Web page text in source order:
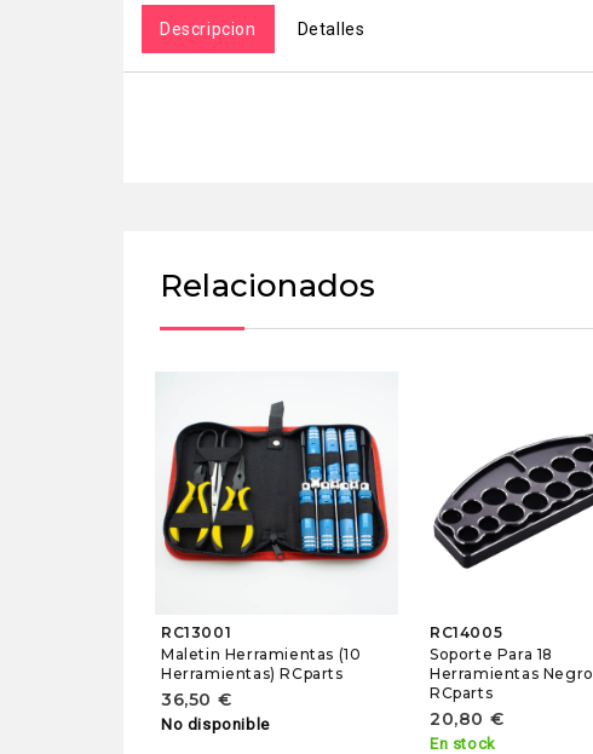
Descripcion Detalles
Relacionados
RC13001
Maletin Herramientas (10
Herramientas) RCparts
36,50 €
No disponible
RC14005
Soporte Para 18
Herramientas Negro
RCparts
20,80 €
En stock